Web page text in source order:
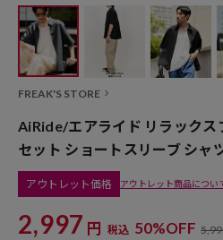
FREAK'S STORE
AiRide/エアライド リラックス
セット ショートスリーブ シャ
アウトレット価格 アウトレット商品につい
2,997 円 税込 50%OFF